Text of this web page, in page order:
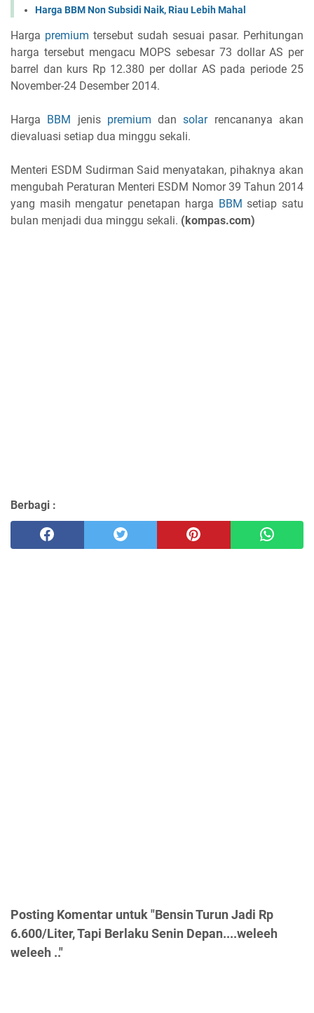
Harga BBM Non Subsidi Naik, Riau Lebih Mahal
Harga premium tersebut sudah sesuai pasar. Perhitungan
harga tersebut mengacu MOPS sebesar 73 dollar AS per
barrel dan kurs Rp 12.380 per dollar AS pada periode 25
November-24 Desember 2014.
Harga BBM jenis premium dansolarrencananya akan
dievaluasi setiap dua minggu sekali.
Menteri ESDM Sudirman Said menyatakan, pihaknya akan
mengubah Peraturan Menteri ESDM Nomor 39 Tahun 2014
yang masih mengatur penetapan harga BBM setiap satu
bulan menjadi dua minggu sekali. (kompas.com)
Berbagi :
Posting Komentar untuk "Bensin Turun Jadi Rp
6.600/Liter, Tapi Berlaku Senin Depan....weleeh
weleeh .."